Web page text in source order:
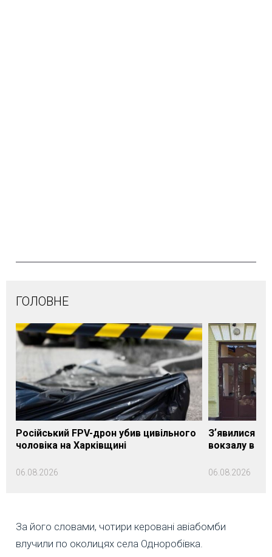
ГОЛОВНЕ
Російський FPV-дрон убив цивільного
чоловіка на Харківщині
06.08.2026
Зʼявилися
вокзалу в
06.08.2026
За його словами, чотири керовані авіабомби
влучили по околицях села Одноробівка.